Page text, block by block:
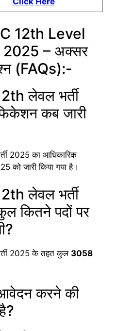
12th Level
– अक्सर
(FAQs):-
लेवल भर्ती
कब जारी
2025 का आधिकारिक
को जारी किया गया है।
लेवल भर्ती
कितने पदों पर
2025 के तहत कुल 3058
करने की